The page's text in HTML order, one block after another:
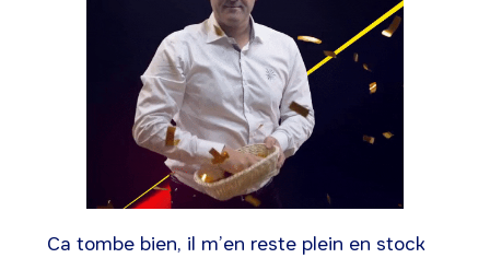
Ca tombe bien, il m’en reste plein en stock